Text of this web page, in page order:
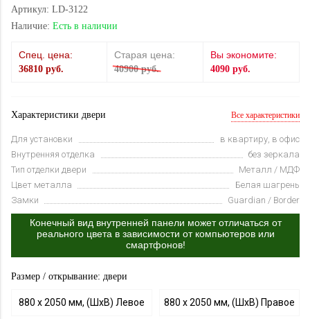
Артикул: LD-3122
Наличие: Есть в наличии
Спец. цена:
36810 руб.
Старая цена:
40900 руб.
Вы экономите:
4090 руб.
Характеристики двери Все характеристики
Для установки
в квартиру, в офис
Внутренняя отделка
без зеркала
Тип отделки двери
Металл / МДФ
Цвет металла
Белая шагрень
Замки
Guardian / Border
Конечный вид внутренней панели может отличаться от
реального цвета в зависимости от компьютеров или
смартфонов!
Размер / открывание: двери
880 х 2050 мм, (ШхВ) Левое 880 х 2050 мм, (ШхВ) Правое